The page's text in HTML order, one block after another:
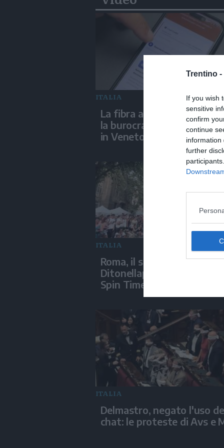
Trentino -
If you wish
sensitive
confirm
continue
information
further
ITALIA
La fibra aiuta l'IA ad
la burocrazia, progetto
in Veneto
ITALIA
Roma, il sostegno di
Ditonellapiaga agli abitanti
Spin Time
ITALIA
Delmastro, negato l'uso
chat: le proteste di Avs e